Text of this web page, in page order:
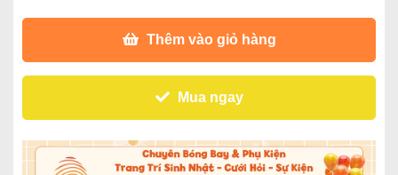
Thêm vào giỏ hàng
Mua ngay